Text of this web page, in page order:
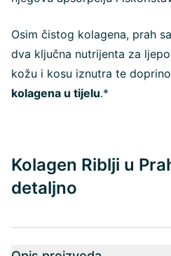
Osim čistog kolagena, prah
dva ključna nutrijenta za
kožu i kosu iznutra te
kolagena u tijelu.*
Kolagen Riblji u
detaljno